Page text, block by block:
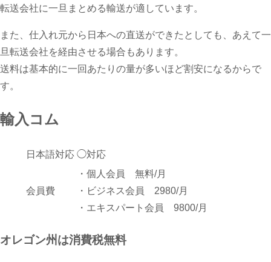
転送会社に一旦まとめる輸送が適しています。
また、仕入れ元から日本への直送ができたとしても、あえて一
旦転送会社を経由させる場合もあります。
送料は基本的に一回あたりの量が多いほど割安になるからで
す。
輸入コム
日本語対応 ◯対応
会員費
・個人会員 無料/月
・ビジネス会員 2980/月
・エキスパート会員 9800/月
オレゴン州は消費税無料